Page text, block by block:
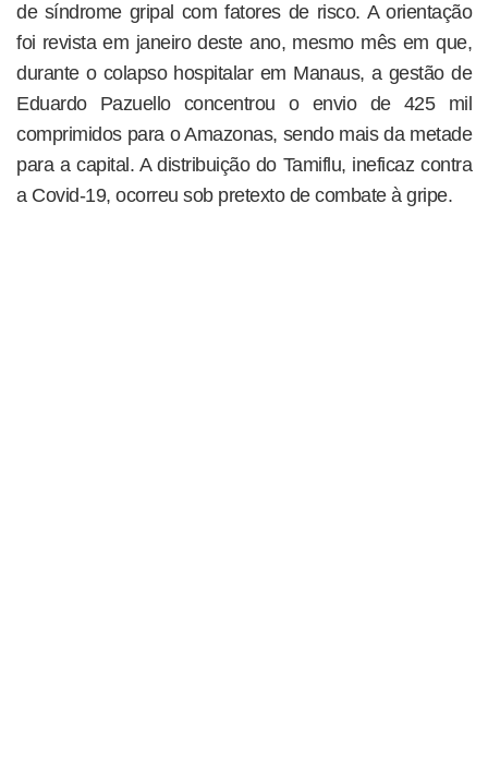
de síndrome gripal com fatores de risco. A orientação
foi revista em janeiro deste ano, mesmo mês em que,
durante o colapso hospitalar em Manaus, a gestão de
Eduardo Pazuello concentrou o envio de 425 mil
comprimidos para o Amazonas, sendo mais da metade
para a capital. A distribuição do Tamiflu, ineficaz contra
a Covid-19, ocorreu sob pretexto de combate à gripe.